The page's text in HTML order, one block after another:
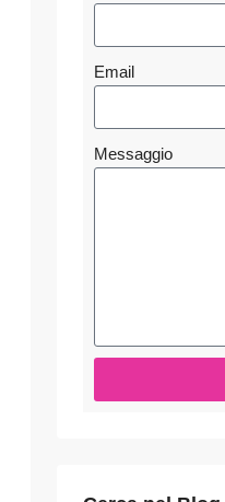
Email
Messaggio